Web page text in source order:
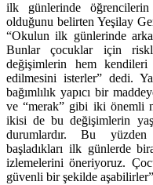
ilk günlerinde
olduğunu belirten Yeşilay
“Okulun ilk günlerinde
Bunlar çocuklar için
değişimlerin hem
edilmesini isterler” dedi.
bağımlılık yapıcı bir
ve “merak” gibi iki önemli
ikisi de bu değişimlerin
durumlardır. Bu yüzden
başladıkları ilk günlerde
izlemelerini öneriyoruz.
güvenli bir şekilde